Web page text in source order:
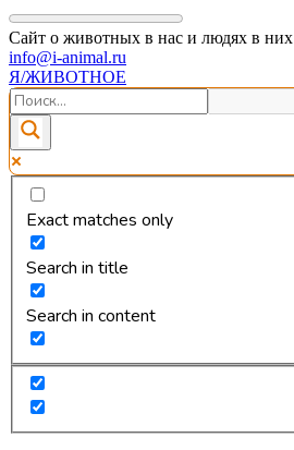
Сайт о животных в нас и людях в них
info@i-animal.ru
Я/ЖИВОТНОЕ
Exact matches only
Search in title
Search in content